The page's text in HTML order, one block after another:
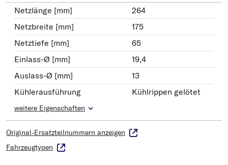
Netzlänge [mm]
264
Netzbreite [mm]
175
Netztiefe [mm]
65
Einlass-Ø [mm]
19,4
Auslass-Ø [mm]
13
Kühlerausführung
Kühlrippen gelötet
weitere Eigenschaften
Original-Ersatzteilnummern anzeigen
Fahrzeugtypen